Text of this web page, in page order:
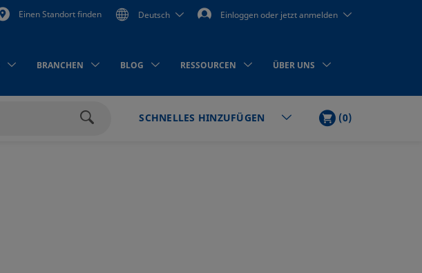
Einen Standort finden Deutsch Einloggen oder jetzt anmelden
BRANCHEN BLOG RESSOURCEN ÜBER UNS
SCHNELLES HINZUFÜGEN WARENKORB
(0)ARTIKEL